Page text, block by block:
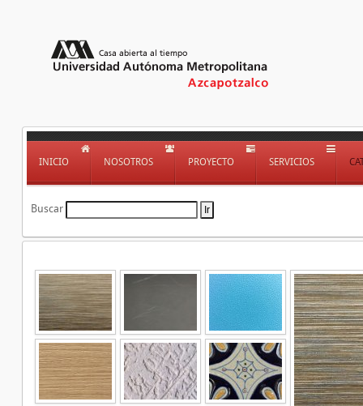
INICIO NOSOTROS PROYECTO SERVICIOS
Buscar